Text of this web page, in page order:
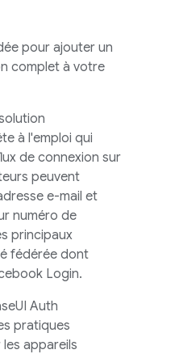
pour ajouter un
complet à votre
à l'emploi qui
de connexion sur
peuvent
e-mail et
numéro de
principaux
fédérée dont
Login.
Auth
pratiques
appareils